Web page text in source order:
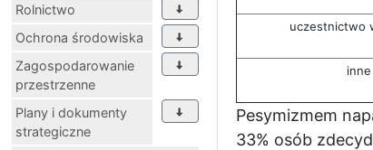
Rolnictwo
Ochrona środowiska
Zagospodarowanie
przestrzenne
Plany i dokumenty
strategiczne
uczestnictwo
inne
Pesymizmem
33% osób